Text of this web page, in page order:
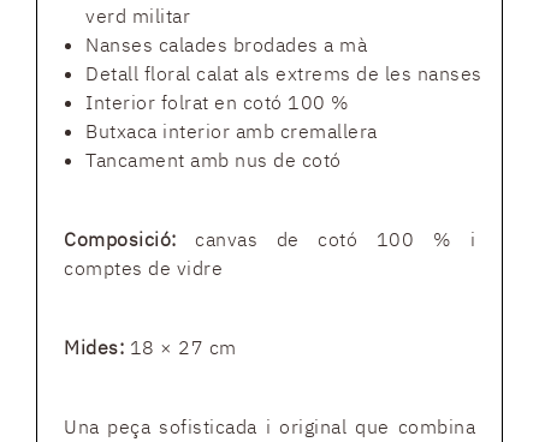
verd militar
Nanses calades brodades a mà
Detall floral calat als extrems de les nanses
Interior folrat en cotó 100 %
Butxaca interior amb cremallera
Tancament amb nus de cotó
Composició: canvas de cotó 100 % i
comptes de vidre
Mides: 18 × 27 cm
Una peça sofisticada i original que combina